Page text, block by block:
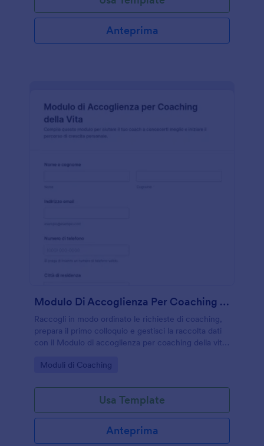
Anteprima
Modulo Di Accoglienza Per Coaching Della Vita
Raccogli in modo ordinato le richieste di coaching,
prepara il primo colloquio e gestisci la raccolta dati
con il Modulo di accoglienza per coaching della vita,
lavorano online o in studio.
Go to Category:
Moduli di Coaching
Usa Template
Anteprima